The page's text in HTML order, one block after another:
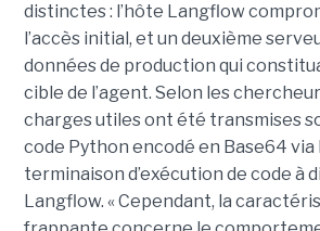
distinctes : l’hôte Langflow
l’accès initial, et un deuxième
données de production qui
cible de l’agent. Selon les
charges utiles ont été transmises
code Python encodé en Base64 via
terminaison d’exécution de code à
Langflow. « Cependant, la